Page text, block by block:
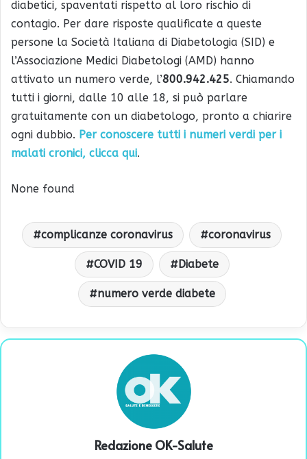
diabetici, spaventati rispetto al loro rischio di
contagio. Per dare risposte qualificate a queste
persone la Società Italiana di Diabetologia (SID) e
l’Associazione Medici Diabetologi (AMD) hanno
attivato un numero verde, l’800.942.425. Chiamando
tutti i giorni, dalle 10 alle 18, si può parlare
gratuitamente con un diabetologo, pronto a chiarire
ogni dubbio. Per conoscere tutti i numeri verdi per i
malati cronici, clicca qui.
None found
complicanze coronavirus coronavirus
COVID 19 Diabete
numero verde diabete
Redazione OK-Salute